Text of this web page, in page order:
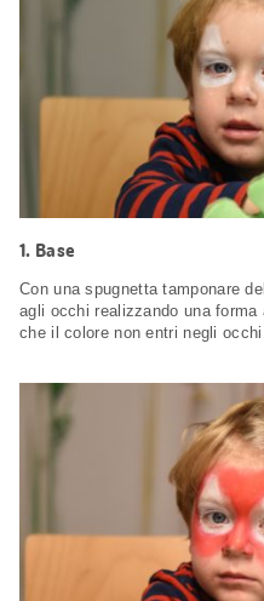
1. Base
Con una spugnetta tamponare
agli occhi realizzando una
che il colore non entri negli occhi.